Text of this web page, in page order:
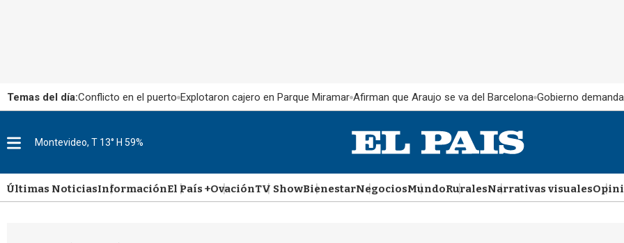
Temas del día:Conflicto en el puerto Explotaron cajero en Parque Miramar Afirman que Araujo se va del Barcelona Gobierno
u
Montevideo, T 13° H 59%
Últimas NoticiasInformaciónEl País +OvaciónTV ShowBienestarNegociosMundoRuralesNarrativas visuales